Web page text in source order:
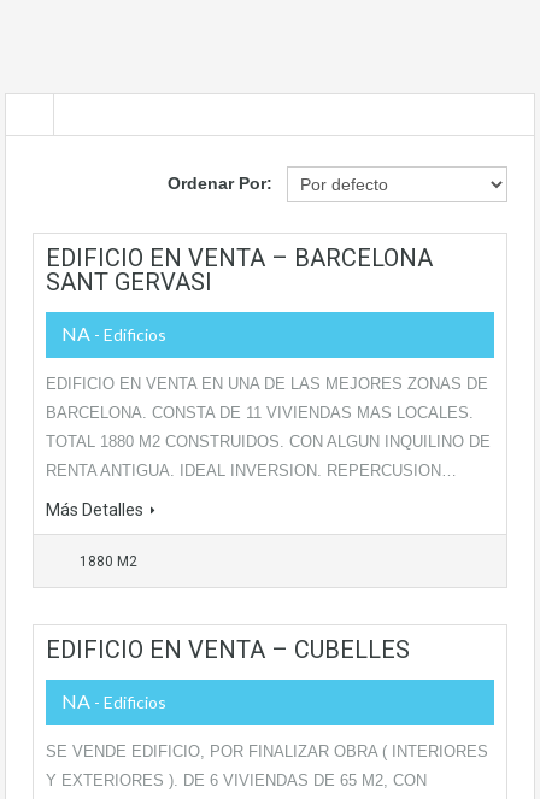
Ordenar Por:
EDIFICIO EN VENTA – BARCELONA
SANT GERVASI
NA - Edificios
EDIFICIO EN VENTA EN UNA DE LAS MEJORES ZONAS DE
BARCELONA. CONSTA DE 11 VIVIENDAS MAS LOCALES.
TOTAL 1880 M2 CONSTRUIDOS. CON ALGUN INQUILINO DE
RENTA ANTIGUA. IDEAL INVERSION. REPERCUSION…
Más Detalles
1880 M2
EDIFICIO EN VENTA – CUBELLES
NA - Edificios
SE VENDE EDIFICIO, POR FINALIZAR OBRA ( INTERIORES
Y EXTERIORES ). DE 6 VIVIENDAS DE 65 M2, CON